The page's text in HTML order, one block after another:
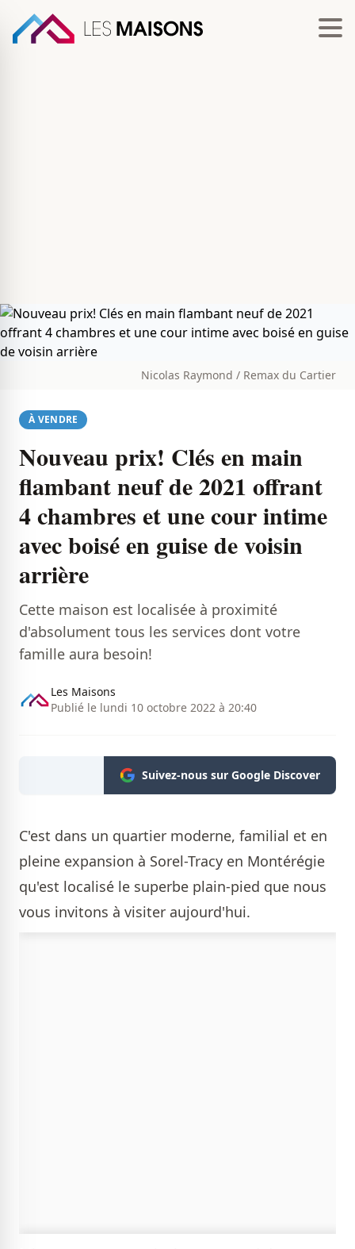
Nicolas Raymond / Remax du Cartier
À VENDRE
Nouveau prix! Clés en main
flambant neuf de 2021 offrant
4 chambres et une cour intime
avec boisé en guise de voisin
arrière
Cette maison est localisée à proximité
d'absolument tous les services dont votre
famille aura besoin!
Les Maisons
Publié le lundi 10 octobre 2022 à 20:40
Suivez-nous sur Google Discover
C'est dans un quartier moderne, familial et en
pleine expansion à Sorel-Tracy en Montérégie
qu'est localisé le superbe plain-pied que nous
vous invitons à visiter aujourd'hui.